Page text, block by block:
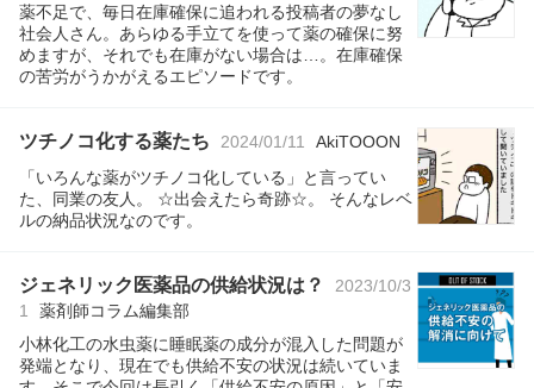
薬不足で、毎日在庫確保に追われる投稿者の夢なし
社会人さん。あらゆる手立てを使って薬の確保に努
めますが、それでも在庫がない場合は…。在庫確保
の苦労がうかがえるエピソードです。
ツチノコ化する薬たち 2024/01/11 AkiTOOON
「いろんな薬がツチノコ化している」と言ってい
た、同業の友人。 ☆出会えたら奇跡☆。 そんなレベ
ルの納品状況なのです。
ジェネリック医薬品の供給状況は？
2023/10/3
1
薬剤師コラム編集部
小林化工の水虫薬に睡眠薬の成分が混入した問題が
発端となり、現在でも供給不安の状況は続いていま